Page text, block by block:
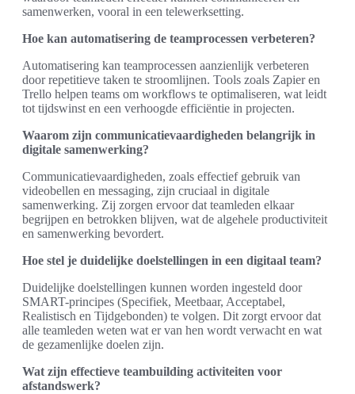
samenwerken, vooral in een telewerksetting.
Hoe kan automatisering de teamprocessen verbeteren?
Automatisering kan teamprocessen aanzienlijk verbeteren
door repetitieve taken te stroomlijnen. Tools zoals Zapier en
Trello helpen teams om workflows te optimaliseren, wat leidt
tot tijdswinst en een verhoogde efficiëntie in projecten.
Waarom zijn communicatievaardigheden belangrijk in
digitale samenwerking?
Communicatievaardigheden, zoals effectief gebruik van
videobellen en messaging, zijn cruciaal in digitale
samenwerking. Zij zorgen ervoor dat teamleden elkaar
begrijpen en betrokken blijven, wat de algehele productiviteit
en samenwerking bevordert.
Hoe stel je duidelijke doelstellingen in een digitaal team?
Duidelijke doelstellingen kunnen worden ingesteld door
SMART-principes (Specifiek, Meetbaar, Acceptabel,
Realistisch en Tijdgebonden) te volgen. Dit zorgt ervoor dat
alle teamleden weten wat er van hen wordt verwacht en wat
de gezamenlijke doelen zijn.
Wat zijn effectieve teambuilding activiteiten voor
afstandswerk?